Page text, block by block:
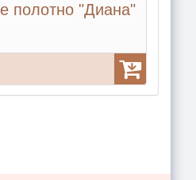
полотно "Диана"